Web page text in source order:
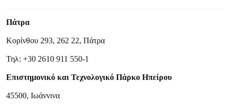
Πάτρα
Κορίνθου 293, 262 22, Πάτρα
Τηλ: +30 2610 911 550-1
Επιστημονικό και Τεχνολογικό Πάρκο Ηπείρου
45500, Ιωάννινα